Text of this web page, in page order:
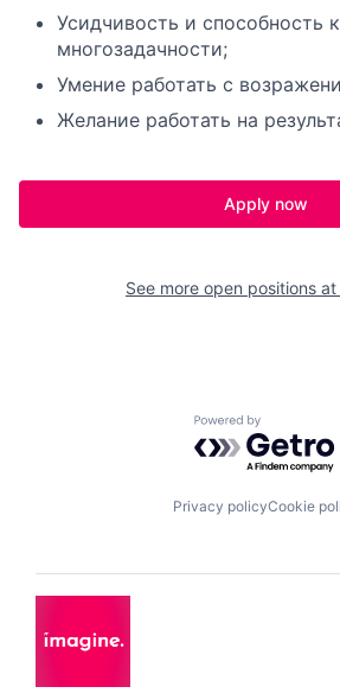
Усидчивость и способность к
многозадачности;
Умение работать с
Желание работать на
Apply now
See more open positions at
Powered by
Privacy policyCookie